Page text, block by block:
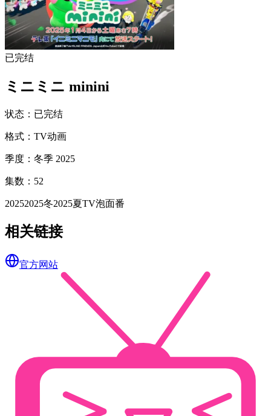
已完结
ミニミニ minini
状态 ： 已完结
格式 ： TV动画
季度 ： 冬季 2025
集数 ： 52
20252025冬2025夏TV泡面番
相关链接
官方网站